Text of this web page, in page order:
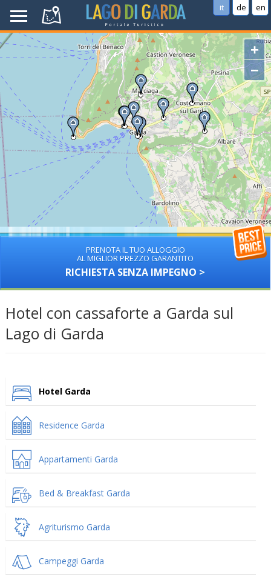
it de en
+
−
PRENOTA IL TUO ALLOGGIO
AL MIGLIOR PREZZO GARANTITO
RICHIESTA SENZA IMPEGNO >
Hotel con cassaforte a Garda sul
Lago di Garda
Hotel Garda
Residence Garda
Appartamenti Garda
Bed & Breakfast Garda
Agriturismo Garda
Campeggi Garda